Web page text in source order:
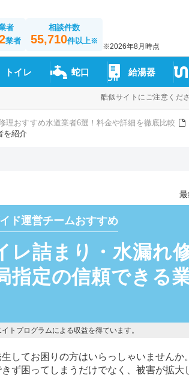
者
業者
相談件数
55,710件以上※
※2026年8月時点
トイレ 蛇口 給湯器
酷似サイトにご注意くだ
理おすすめ水道業者6選！料金や詳細を徹底比較
を紹介
ド運営チームおすすめ
レ詰まり・水漏れ
指定の信頼できる
トプログラムによる収益を得ています。
してお困りの方はいらっしゃいませんか
ず困ってしまうだけでなく、被害が拡大